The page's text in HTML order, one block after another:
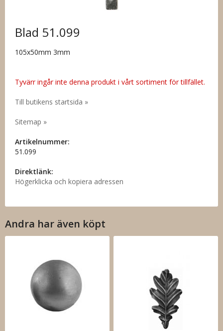
Blad 51.099
105x50mm 3mm
Tyvärr ingår inte denna produkt i vårt sortiment för tillfället.
Till butikens startsida »
Sitemap »
Artikelnummer:
51.099
Direktlänk:
Högerklicka och kopiera adressen
Andra har även köpt